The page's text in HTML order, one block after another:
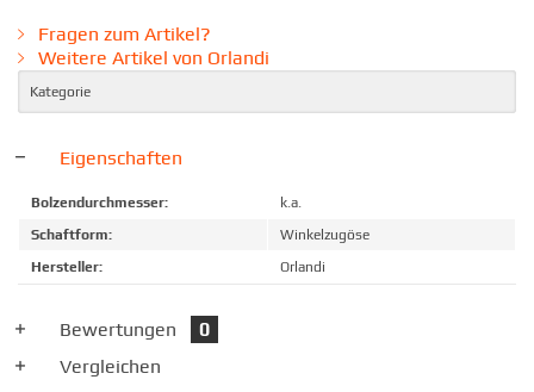
Fragen zum Artikel?
Weitere Artikel von Orlandi
Kategorie
Eigenschaften
Bolzendurchmesser:
k.a.
Schaftform:
Winkelzugöse
Hersteller:
Orlandi
Bewertungen
0
Vergleichen